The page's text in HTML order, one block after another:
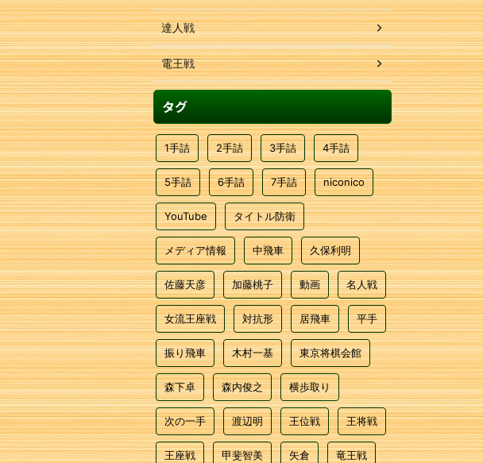
達人戦
電王戦
タグ
1手詰 2手詰 3手詰 4手詰
5手詰 6手詰 7手詰 niconico
YouTube タイトル防衛
メディア情報 中飛車 久保利明
佐藤天彦 加藤桃子 動画 名人戦
女流王座戦 対抗形 居飛車 平手
振り飛車 木村一基 東京将棋会館
森下卓 森内俊之 横歩取り
次の一手 渡辺明 王位戦 王将戦
王座戦 甲斐智美 矢倉 竜王戦